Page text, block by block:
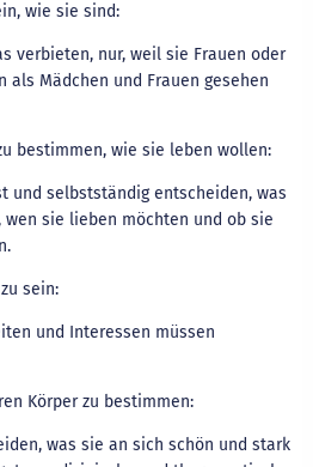
wie sie sind:
verbieten, nur, weil sie Frauen oder
als Mädchen und Frauen gesehen
bestimmen, wie sie leben wollen:
und selbstständig entscheiden, was
sie lieben möchten und ob sie
sein:
und Interessen müssen
Körper zu bestimmen:
was sie an sich schön und stark